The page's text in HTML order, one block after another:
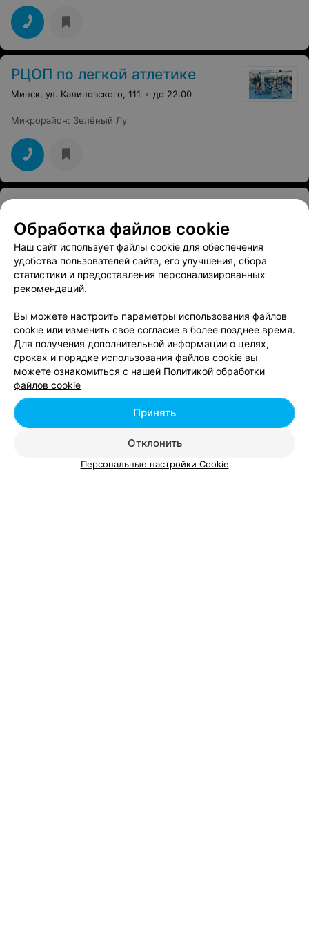
ленту для измерения объемов тела и весы.
РЦОП по легкой атлетике
Минск, ул. Калиновского, 111 до 22:00
Микрорайон: Зелёный Луг
ТРЕНАЖЕРНЫЙ ЗАЛ
One Gym
Минск, ул. Гамарника, 30 до 21:00
Микрорайон:Зелёный Луг
Дополнительно: Персональный тренер
Смотрите также
Бассейны в м-р Зелёный Луг в Минске
Йога в Зеленом Луге в Минске
Обработка файлов cookie
Наш сайт использует файлы cookie для обеспечения
удобства пользователей сайта, его улучшения, сбора
статистики и предоставления персонализированных
рекомендаций.
Вы можете настроить параметры использования файлов
cookie или изменить свое согласие в более позднее время.
Для получения дополнительной информации о целях,
сроках и порядке использования файлов cookie вы
можете ознакомиться с нашей Политикой обработки
файлов cookie
Отклонить
Принять
Персональные настройки Cookie